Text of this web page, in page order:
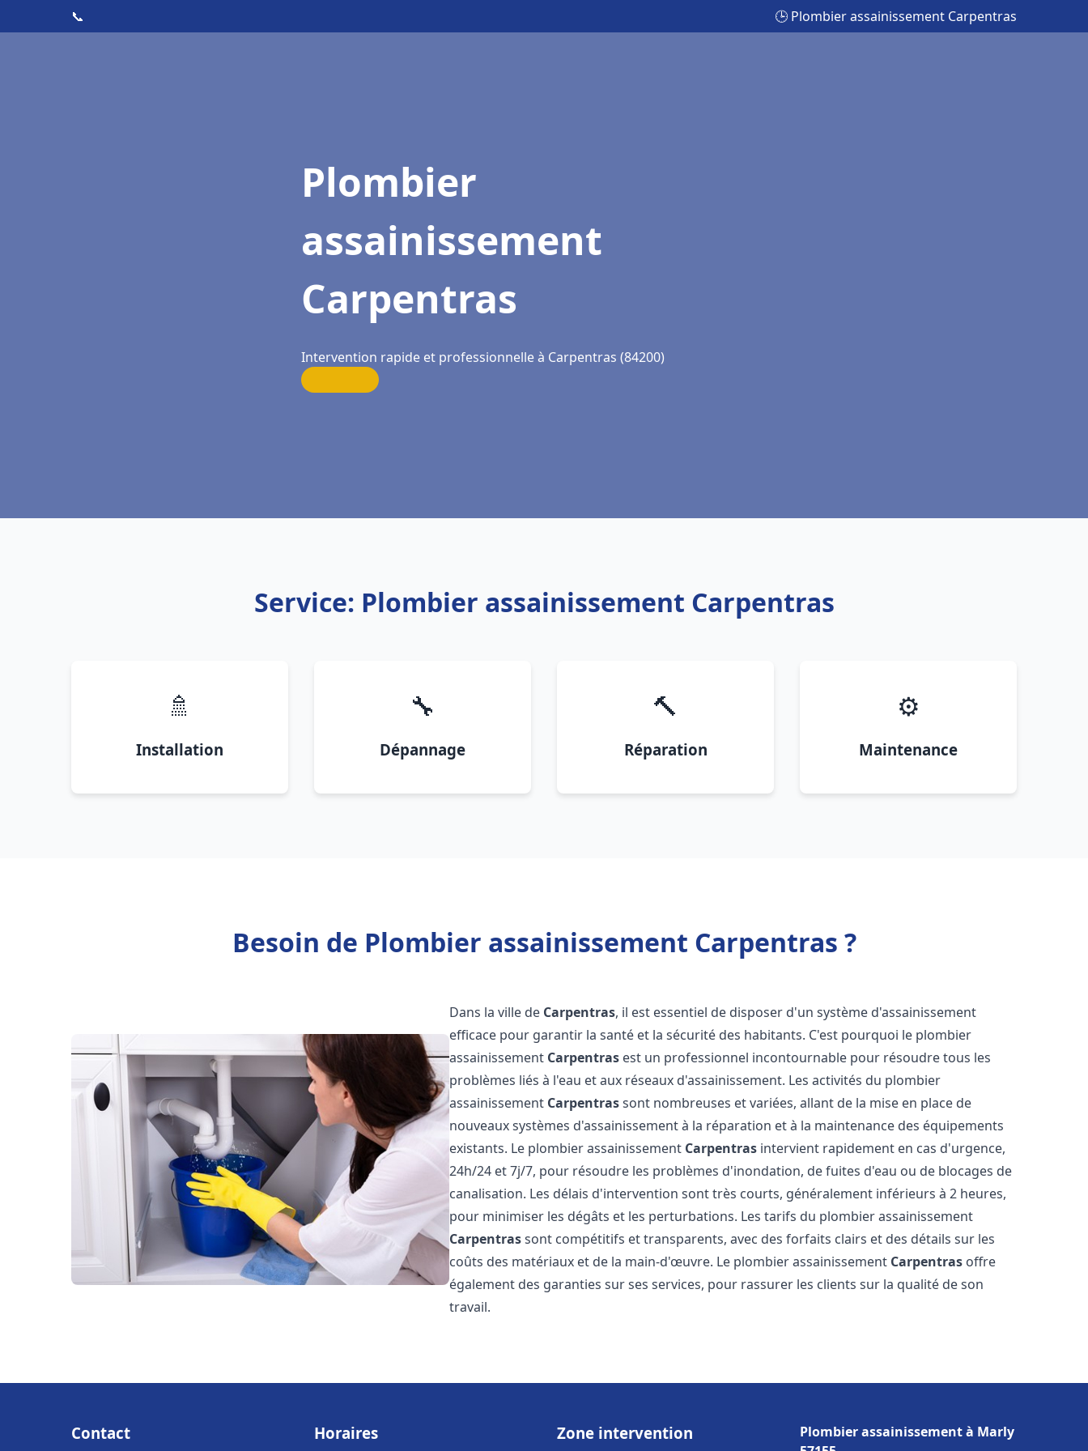
📞 🕒 Plombier assainissement Carpentras
Plombier
assainissement
Carpentras
Intervention rapide et professionnelle à Carpentras (84200)
Service: Plombier assainissement Carpentras
🚿
Installation
🔧
Dépannage
🔨
Réparation
⚙️
Maintenance
Besoin de Plombier assainissement Carpentras ?
Dans la ville de Carpentras, il est essentiel de disposer d'un système d'assainissement
efficace pour garantir la santé et la sécurité des habitants. C'est pourquoi le plombier
assainissement Carpentras est un professionnel incontournable pour résoudre tous les
problèmes liés à l'eau et aux réseaux d'assainissement. Les activités du plombier
assainissement Carpentrassont nombreuses et variées, allant de la mise en place de
nouveaux systèmes d'assainissement à la réparation et à la maintenance des équipements
existants. Le plombier assainissement Carpentras intervient rapidement en cas d'urgence,
24h/24 et 7j/7, pour résoudre les problèmes d'inondation, de fuites d'eau ou de blocages de
canalisation. Les délais d'intervention sont très courts, généralement inférieurs à 2 heures,
pour minimiser les dégâts et les perturbations. Les tarifs du plombier assainissement
Carpentrassont compétitifs et transparents, avec des forfaits clairs et des détails sur les
coûts des matériaux et de la main-d'œuvre. Le plombier assainissement Carpentras offre
également des garanties sur ses services, pour rassurer les clients sur la qualité de son
travail.
Contact Horaires Zone intervention
Plombier assainissement à Marly